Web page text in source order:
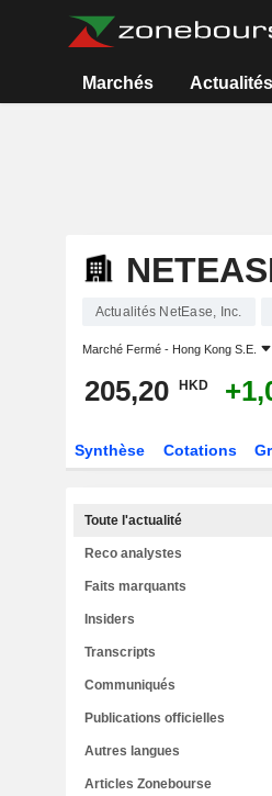
Marchés Actualités
Actualités NetEase, Inc.
Marché Fermé - Hong Kong S.E.
205,20 HKD
Synthèse Cotations
Toute l'actualité
Reco analystes
Faits marquants
Insiders
Transcripts
Communiqués
Publications officielles
Autres langues
Articles Zonebourse